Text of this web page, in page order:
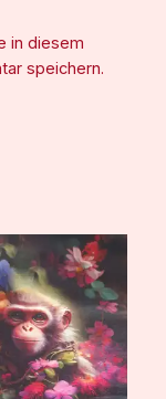
in diesem
speichern.